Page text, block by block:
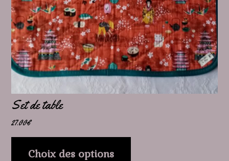
Set de table
27.00€
Choix des options
peuvent
être
choisies
sur
la
page
du
produit